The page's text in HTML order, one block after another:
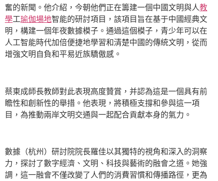
奮的新聞。他介紹，今朝他們正在籌建一個中國文明與人教
學工瑜伽場地智能的研討項目，該項目旨在基于中國經典文
明，構建一個年夜數據模子。通過這個模子，青少年可以在
人工智能時代加倍便捷地學習和清楚中國的傳統文明，從而
增強文明自負和平易近族驕傲感。
蔡東成師長教師對此表現高度贊賞，并認為這是一個具有前
瞻性和創新性的舉措。他表現，將積極支撐和參與這一項
目，為推動兩岸文明交通與一起配合貢獻本身的氣力。
數據（杭州）研討院院長羅佳以其獨特的視角和深入的洞察
力，探討了數字經濟、文明、科技與藝術的融會之道。她強
調，這一融會不僅改變了人們的消費習慣和傳播路徑，更為